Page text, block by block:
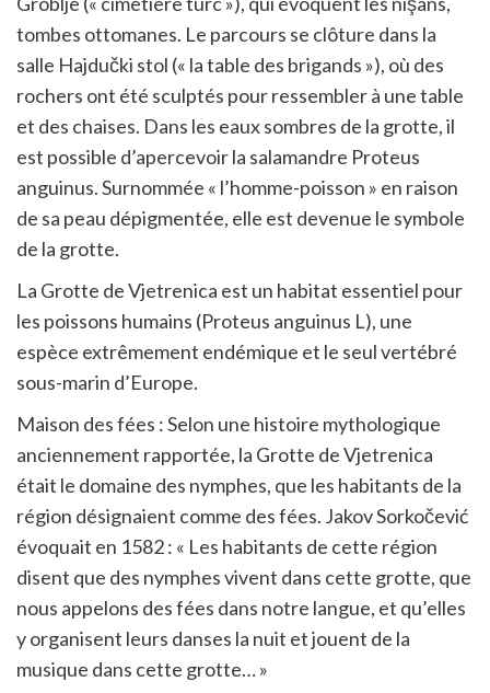
tombes ottomanes. Le parcours se clôture dans la
salle Hajdučki stol (« la table des brigands »), où des
rochers ont été sculptés pour ressembler à une table
et des chaises. Dans les eaux sombres de la grotte, il
est possible d’apercevoir la salamandre Proteus
anguinus. Surnommée « l’homme-poisson » en raison
de sa peau dépigmentée, elle est devenue le symbole
de la grotte.
La Grotte de Vjetrenica est un habitat essentiel pour
les poissons humains (Proteus anguinus L), une
espèce extrêmement endémique et le seul vertébré
sous-marin d’Europe.
Maison des fées : Selon une histoire mythologique
anciennement rapportée, la Grotte de Vjetrenica
était le domaine des nymphes, que les habitants de la
région désignaient comme des fées. Jakov Sorkočević
évoquait en 1582 : « Les habitants de cette région
disent que des nymphes vivent dans cette grotte, que
nous appelons des fées dans notre langue, et qu’elles
y organisent leurs danses la nuit et jouent de la
musique dans cette grotte… »